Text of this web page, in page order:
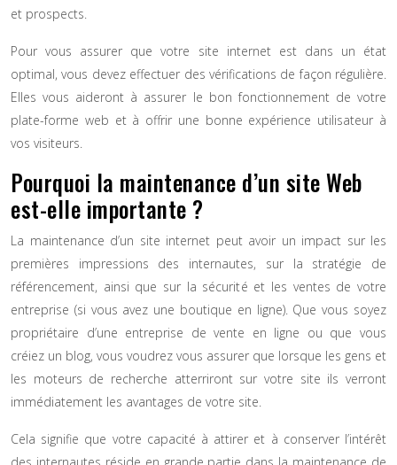
et prospects.
Pour vous assurer que votre site internet est dans un état
optimal, vous devez effectuer des vérifications de façon régulière.
Elles vous aideront à assurer le bon fonctionnement de votre
plate-forme web et à offrir une bonne expérience utilisateur à
vos visiteurs.
Pourquoi la maintenance d’un site Web
est-elle importante ?
La maintenance d’un site internet peut avoir un impact sur les
premières impressions des internautes, sur la stratégie de
référencement, ainsi que sur la sécurité et les ventes de votre
entreprise (si vous avez une boutique en ligne). Que vous soyez
propriétaire d’une entreprise de vente en ligne ou que vous
créiez un blog, vous voudrez vous assurer que lorsque les gens et
les moteurs de recherche atterriront sur votre site ils verront
immédiatement les avantages de votre site.
Cela signifie que votre capacité à attirer et à conserver l’intérêt